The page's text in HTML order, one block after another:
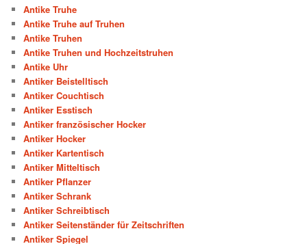
Antike Truhe
Antike Truhe auf Truhen
Antike Truhen
Antike Truhen und Hochzeitstruhen
Antike Uhr
Antiker Beistelltisch
Antiker Couchtisch
Antiker Esstisch
Antiker französischer Hocker
Antiker Hocker
Antiker Kartentisch
Antiker Mitteltisch
Antiker Pflanzer
Antiker Schrank
Antiker Schreibtisch
Antiker Seitenständer für Zeitschriften
Antiker Spiegel